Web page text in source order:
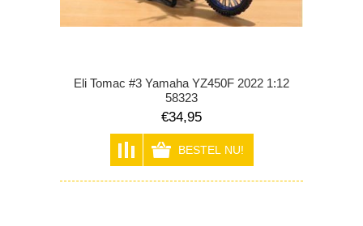
Eli Tomac #3 Yamaha YZ450F 2022 1:12
58323
€34,95